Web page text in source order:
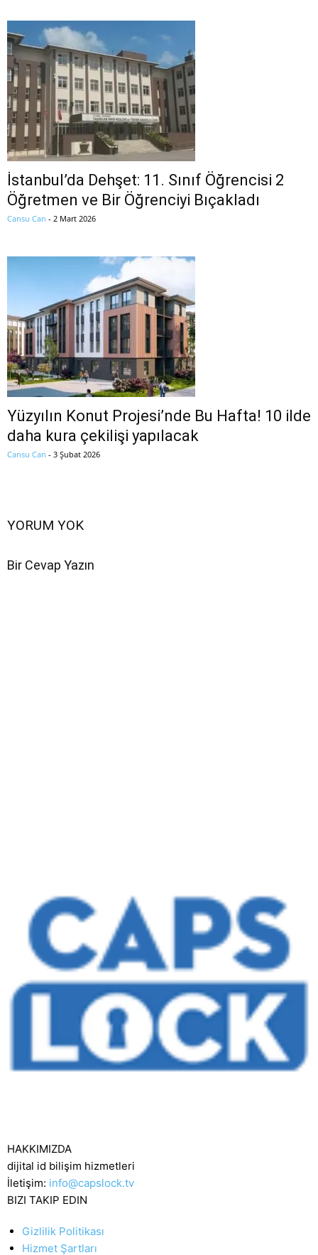
İstanbul’da Dehşet: 11. Sınıf Öğrencisi 2
Öğretmen ve Bir Öğrenciyi Bıçakladı
Cansu Can - 2 Mart 2026
Yüzyılın Konut Projesi’nde Bu Hafta! 10 ilde
daha kura çekilişi yapılacak
Cansu Can - 3 Şubat 2026
YORUM YOK
Bir Cevap Yazın
HAKKIMIZDA
dijital id bilişim hizmetleri
İletişim: info@capslock.tv
BIZI TAKIP EDIN
Gizlilik Politikası
Hizmet Şartları